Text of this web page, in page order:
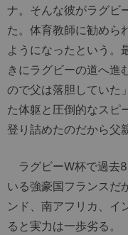
ナ。そんな彼がラグビ
た。体育教師に勧めら
ようになったという。
きにラグビーの道へ進
ので父は落胆していた
た体躯と圧倒的なスピ
登り詰めたのだから父
ラグビーW杯で過去
いる強豪国フランスだ
ンド、南アフリカ、イ
ると実力は一歩劣る。